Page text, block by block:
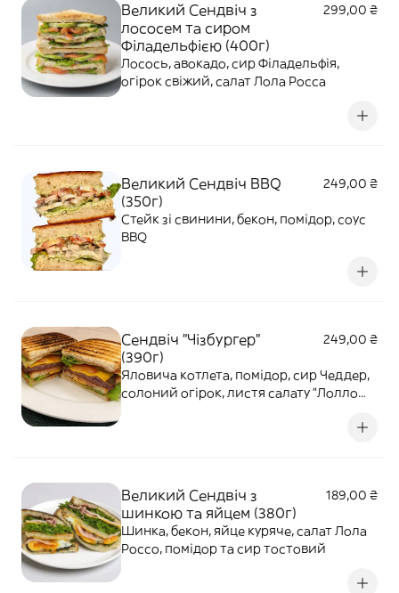
Великий Сендвіч з
лососем та сиром
Філадельфією (400г)
299,00 ₴
Лосось, авокадо, сир Філадельфія,
огірок свіжий, салат Лола Росса
Великий Сендвіч BBQ
(350г)
249,00 ₴
Стейк зі свинини, бекон, помідор, соус
BBQ
Сендвіч "Чізбургер"
(390г)
249,00 ₴
Яловича котлета, помідор, сир Чеддер,
солоний огірок, листя салату "Лолло
Великий Сендвіч з
шинкою та яйцем (380г)
189,00 ₴
Шинка, бекон, яйце куряче, салат Лола
Россо, помідор та сир тостовий